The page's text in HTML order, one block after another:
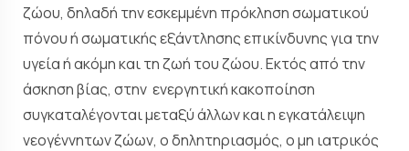
ζώου, δηλαδή την εσκεμμένη πρόκληση σωματικού
πόνου ή σωματικής εξάντλησης επικίνδυνης για την
υγεία ή ακόμη και τη ζωή του ζώου. Εκτός από την
άσκηση βίας, στην ενεργητική κακοποίηση
συγκαταλέγονται μεταξύ άλλων και η εγκατάλειψη
νεογέννητων ζώων, ο δηλητηριασμός, ο μη ιατρικός